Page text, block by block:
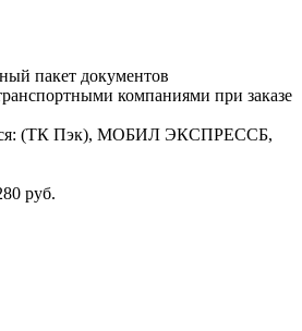
пакет документов
компаниями при заказе
(ТК Пэк), МОБИЛ ЭКСПРЕССБ,
руб.